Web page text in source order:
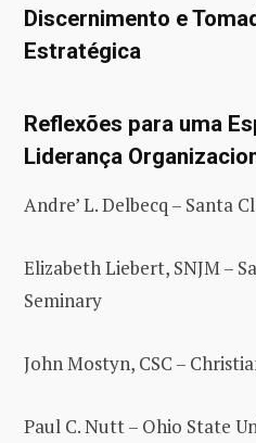
Discernimento e
Estratégica
Reflexões para uma
Liderança
Andre’ L. Delbecq – Santa
Elizabeth Liebert, SNJM –
Seminary
John Mostyn, CSC –
Paul C. Nutt – Ohio State